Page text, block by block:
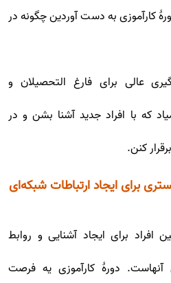
کارآموزی به دست آوردین چگونه در
عالی برای فارغ التحصیلان و
که با افراد جدید آشنا بشن و در
کنن.
برای ایجاد ارتباطات شبکه‌ای
افراد برای ایجاد آشنایی و روابط
آنهاست. دورۀ کارآموزی یه فرصت